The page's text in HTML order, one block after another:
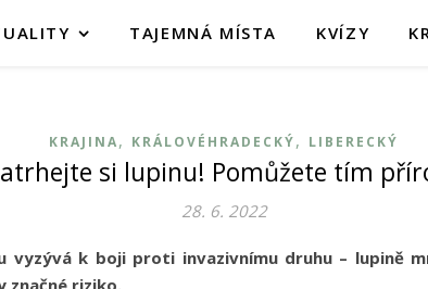
TAJEMNÁ MÍSTA KVÍZY
KRAJINA, KRÁLOVÉHRADECKÝ, LIBERECKÝ
si lupinu! Pomůžete tím
28. 6. 2022
vyzývá k boji proti invazivnímu druhu – lupině
značné riziko.